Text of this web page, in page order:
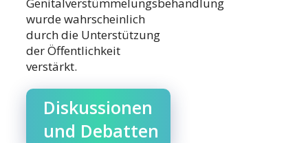
Genitalverstümmelungsbehandlung
wurde wahrscheinlich
durch die Unterstützung
der Öffentlichkeit
verstärkt.
Diskussionen
und Debatten